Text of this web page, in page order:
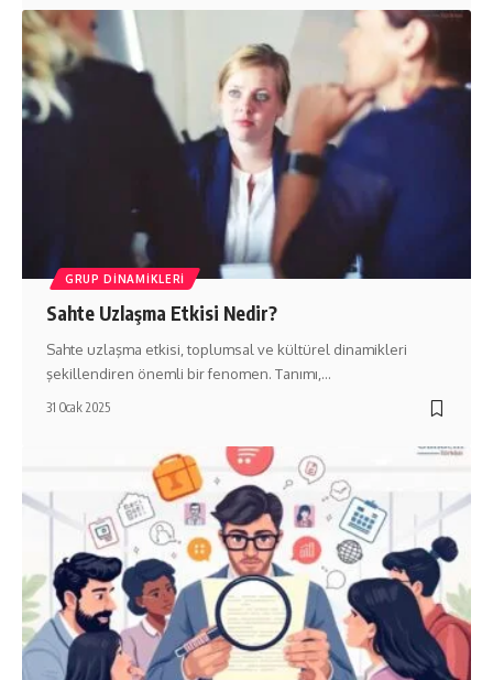
GRUP DINAMIKLERI
Sahte Uzlaşma Etkisi Nedir?
Sahte uzlaşma etkisi, toplumsal ve kültürel dinamikleri
şekillendiren önemli bir fenomen. Tanımı,…
31 Ocak 2025